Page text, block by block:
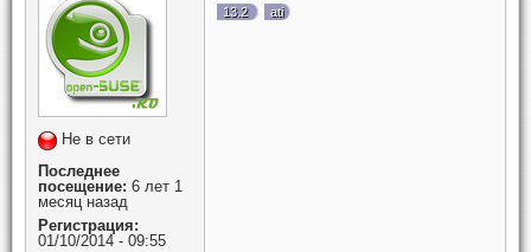
Не в сети
Последнее
посещение: 6 лет 1
месяц назад
Регистрация:
01/10/2014 - 09:55
13.2 ati